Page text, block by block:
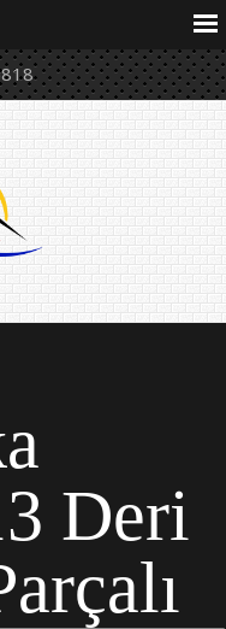
Deri